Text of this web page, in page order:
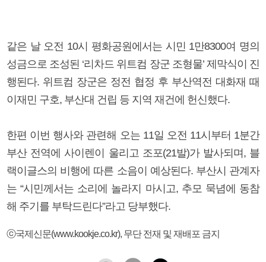
같은 날 오전 10시 평화공원에서는 시민 1만8300여 명의
성금으로 조성된 ‘리차드 위트컴 장군 조형물’ 제막식이 진
행된다. 위트컴 장군은 정전 협정 후 부산역전 대화재 때
이재민 구호, 부산대 건립 등 지역 재건에 헌신했다.
한편 이번 행사와 관련해 오는 11일 오전 11시부터 1분간
부산 전역에 사이렌이 울리고 조포(21발)가 발사되며, 블
랙이글스의 비행에 따른 소음이 예상된다. 부산시 관계자
는 “시민께서는 소리에 놀라지 마시고, 추모 묵념에 동참
해 주기를 부탁드린다”라고 당부했다.
ⓒ국제신문(www.kookje.co.kr), 무단 전재 및 재배포 금지